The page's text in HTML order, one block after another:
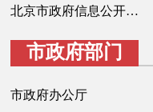
各区热点
政务公开
市领导
北京市政府信息公开指南
市政府部门
市政府办公厅